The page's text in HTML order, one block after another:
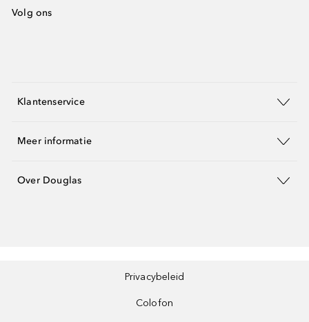
Volg ons
Klantenservice
Meer informatie
Over Douglas
Privacybeleid
Colofon